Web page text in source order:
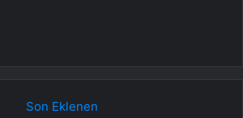
Son Eklenen